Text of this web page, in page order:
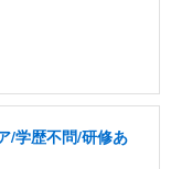
/学歴不問/研修あ